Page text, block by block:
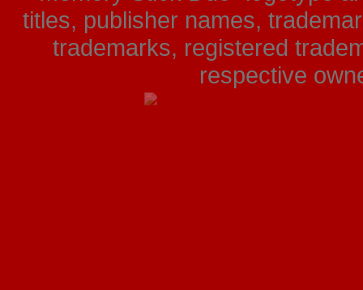
titles, publisher names,
trademarks, registered
respective